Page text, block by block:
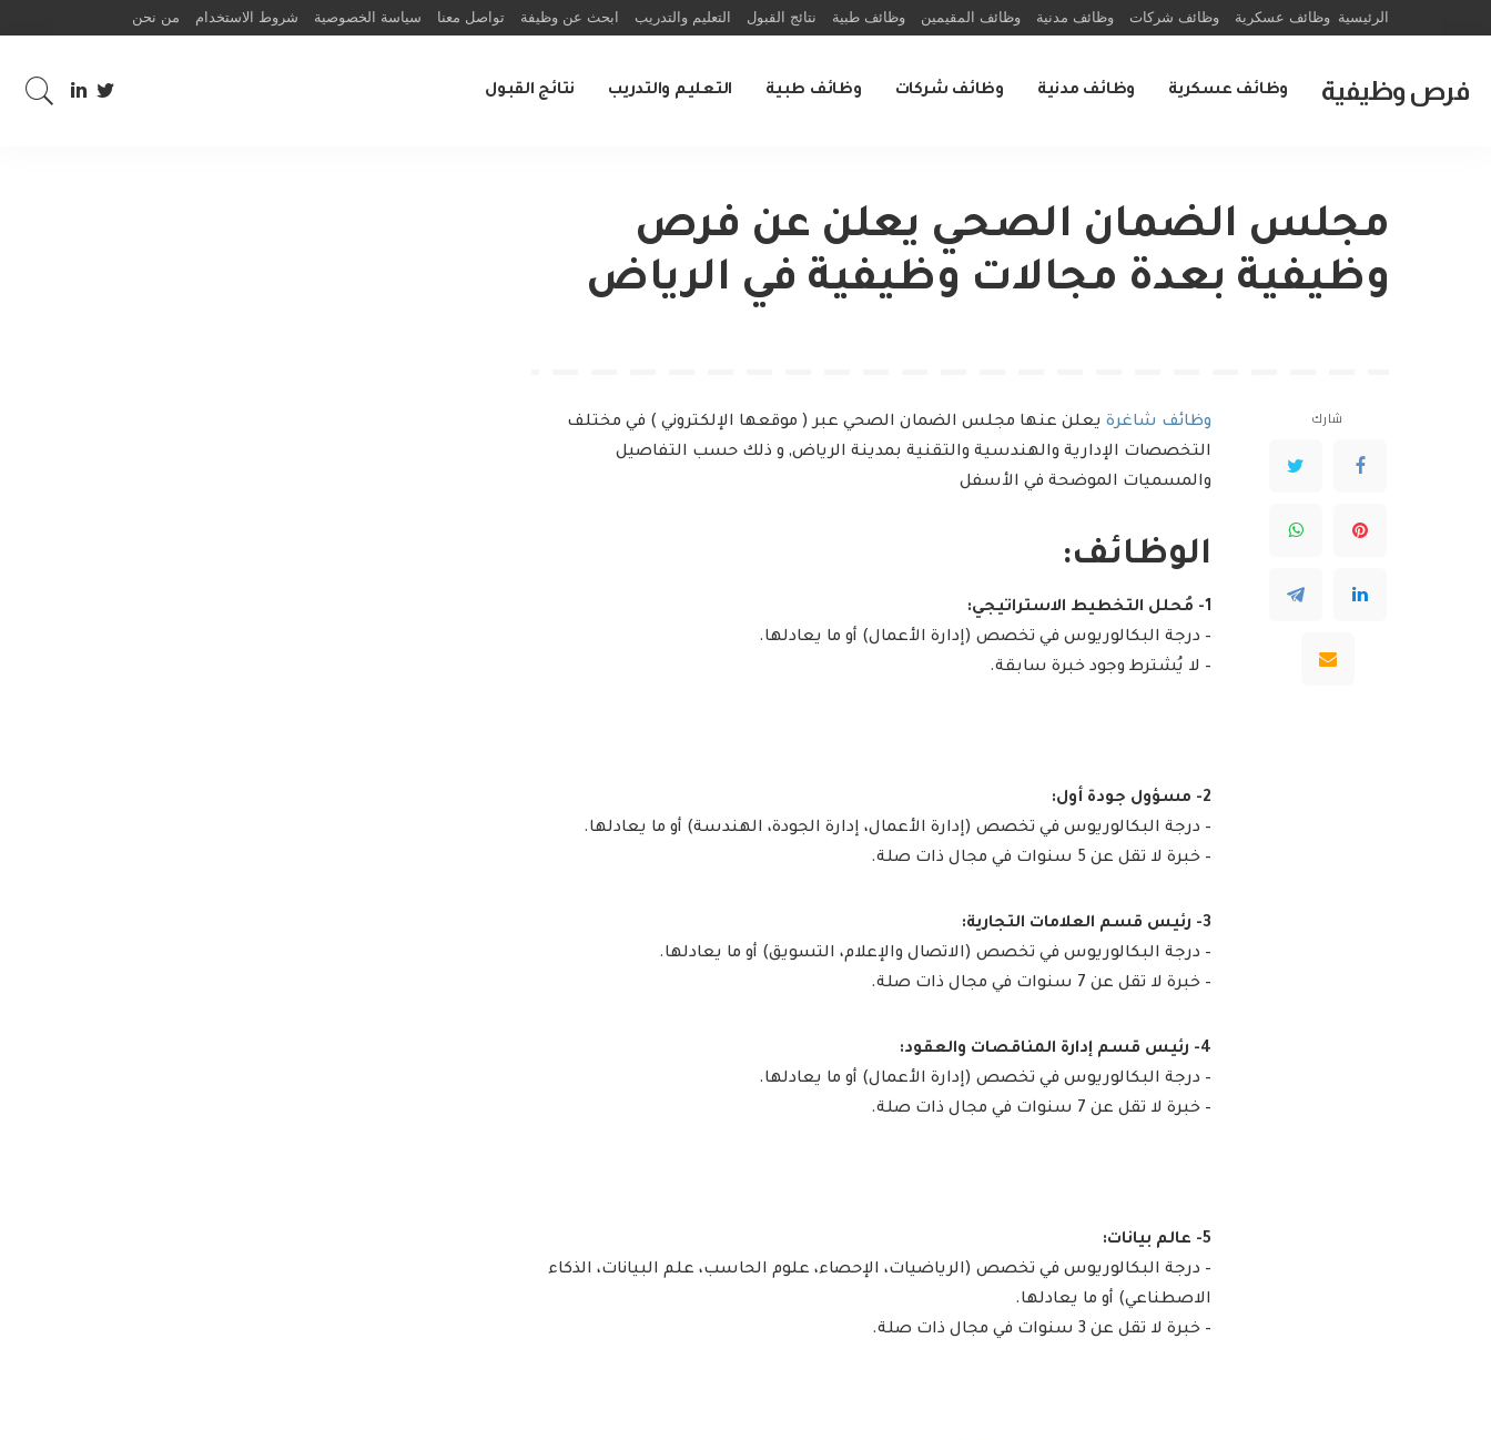
الرئيسية وظائف عسكرية وظائف شركات وظائف مدنية وظائف المقيمين وظائف طبية نتائج القبول التعليم والتدريب ابحث عن وظيفة تواصل معنا سياسة الخصوصية شروط الاستخدام من نحن
فرص وظيفية وظائف عسكرية وظائف مدنية وظائف شركات وظائف طبية التعليم والتدريب نتائج القبول
مجلس الضمان الصحي يعلن عن فرص
وظيفية بعدة مجالات وظيفية في الرياض
شارك وظائف شاغرة يعلن عنها مجلس الضمان الصحي عبر ( موقعها الإلكتروني ) في مختلف
التخصصات الإدارية والهندسية والتقنية بمدينة الرياض, و ذلك حسب التفاصيل
والمسميات الموضحة في الأسفل
الوظائف:
1- مُحلل التخطيط الاستراتيجي:
– درجة البكالوريوس في تخصص (إدارة الأعمال) أو ما يعادلها.
– لا يُشترط وجود خبرة سابقة.
2- مسؤول جودة أول:
– درجة البكالوريوس في تخصص (إدارة الأعمال، إدارة الجودة، الهندسة) أو ما يعادلها.
– خبرة لا تقل عن 5 سنوات في مجال ذات صلة.
3- رئيس قسم العلامات التجارية:
– درجة البكالوريوس في تخصص (الاتصال والإعلام، التسويق) أو ما يعادلها.
– خبرة لا تقل عن 7 سنوات في مجال ذات صلة.
4- رئيس قسم إدارة المناقصات والعقود:
– درجة البكالوريوس في تخصص (إدارة الأعمال) أو ما يعادلها.
– خبرة لا تقل عن 7 سنوات في مجال ذات صلة.
5- عالم بيانات:
– درجة البكالوريوس في تخصص (الرياضيات، الإحصاء، علوم الحاسب، علم البيانات، الذكاء
الاصطناعي) أو ما يعادلها.
– خبرة لا تقل عن 3 سنوات في مجال ذات صلة.